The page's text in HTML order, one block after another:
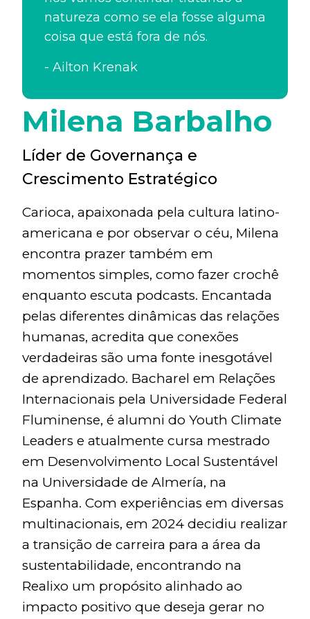
natureza como se ela fosse alguma
coisa que está fora de nós.
- Ailton Krenak
Milena Barbalho
Líder de Governança e
Crescimento Estratégico
Carioca, apaixonada pela cultura latino-
americana e por observar o céu, Milena
encontra prazer também em
momentos simples, como fazer crochê
enquanto escuta podcasts. Encantada
pelas diferentes dinâmicas das relações
humanas, acredita que conexões
verdadeiras são uma fonte inesgotável
de aprendizado. Bacharel em Relações
Internacionais pela Universidade Federal
Fluminense, é alumni do Youth Climate
Leaders e atualmente cursa mestrado
em Desenvolvimento Local Sustentável
na Universidade de Almería, na
Espanha. Com experiências em diversas
multinacionais, em 2024 decidiu realizar
a transição de carreira para a área da
sustentabilidade, encontrando na
Realixo um propósito alinhado ao
impacto positivo que deseja gerar no